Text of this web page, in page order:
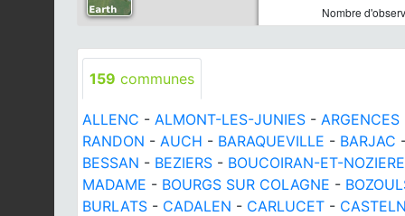
Nombre
159 communes
ALLENC - ALMONT-LES-JUNIES -
RANDON - AUCH - BARAQUEVILLE - BARJAC
BESSAN - BEZIERS - BOUCOIRAN-ET-
MADAME - BOURGS SUR COLAGNE -
BURLATS - CADALEN - CARLUCET -